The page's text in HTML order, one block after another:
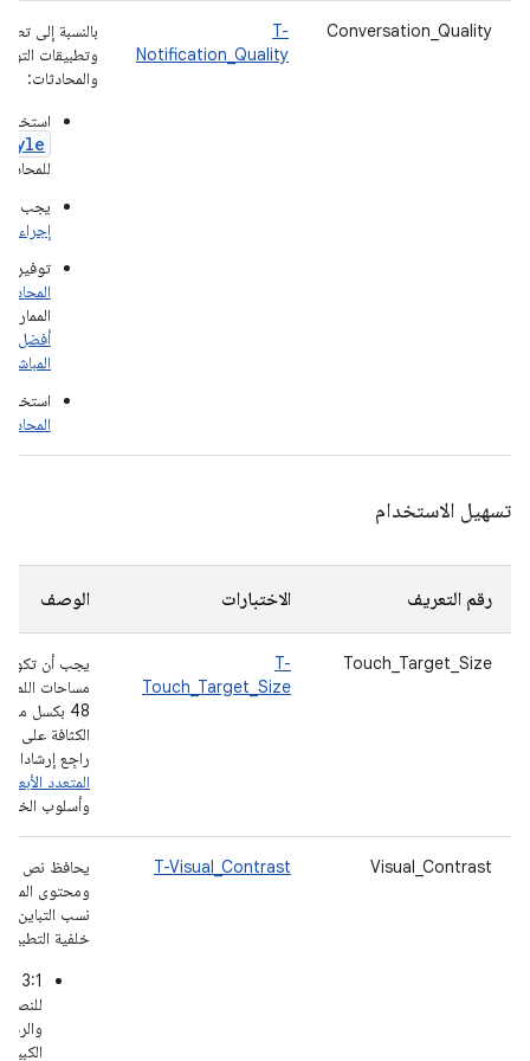
Conversation_Quality
T-
Notification_Quality
بالنسبة إلى
وتطبيقات
والمحادثات:
استخدِم
يجب أن
إجراء
توفير
أفضل
المباشرة
تسهيل الاستخدام
رقم التعريف الاختبارات الوصف
Touch_Target_Size
T-
Touch_Target_Size
يجب أن تكون
مساحات اللمس
48 بكسل
الكثافة على
راجِع إرشادات
المتعدد الأبعاد
وأسلوب الخط.
Visual_Contrast
T-Visual_Contrast
يحافظ نص
ومحتوى
نسب التباين
خلفية التطبيق:
‫3:1
الكبيرة